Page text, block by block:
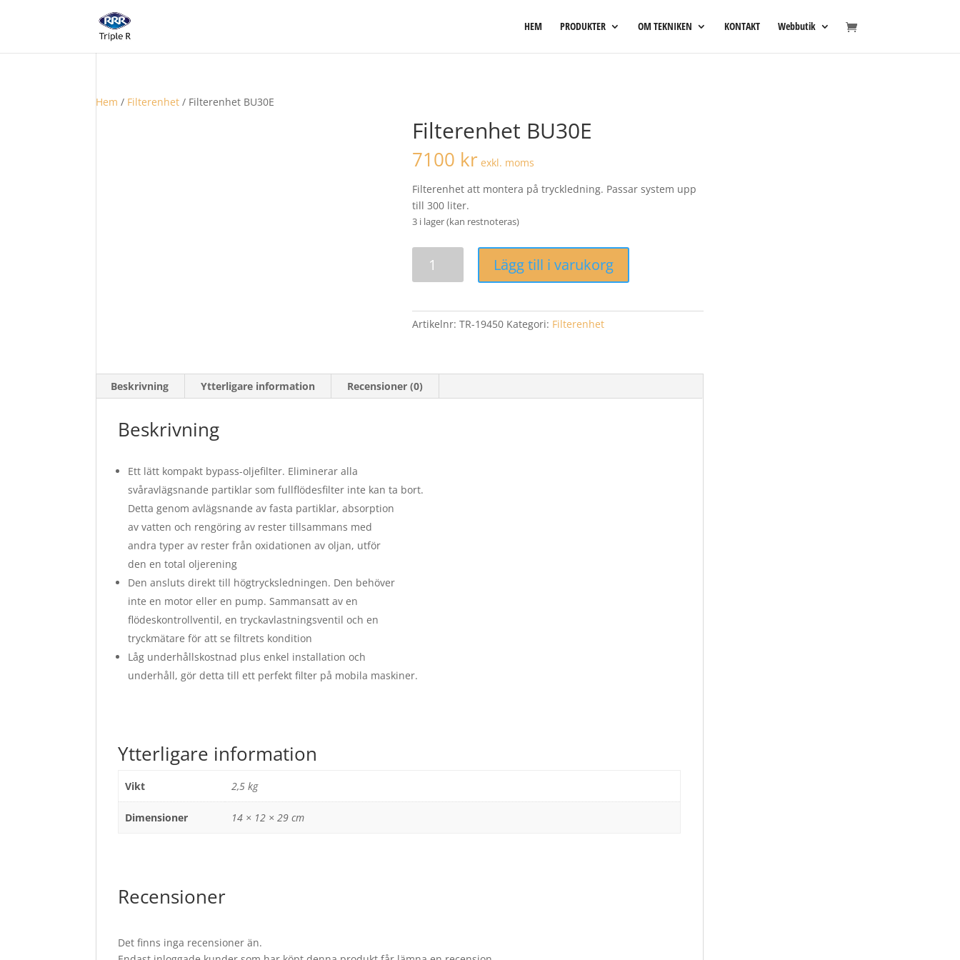
HEM PRODUKTER OM TEKNIKEN KONTAKT Webbutik
Hem / Filterenhet / Filterenhet BU30E
Filterenhet BU30E
7100 kr exkl. moms
Filterenhet att montera på tryckledning. Passar system upp
till 300 liter.
3 i lager (kan restnoteras)
BU30E
Lägg till i varukorg
Artikelnr: TR-19450 Kategori: Filterenhet
Beskrivning Ytterligare information Recensioner (0)
Beskrivning
Ett lätt kompakt bypass-oljefilter. Eliminerar alla
svåravlägsnande partiklar som fullflödesfilter inte kan ta bort.
Detta genom avlägsnande av fasta partiklar, absorption
av vatten och rengöring av rester tillsammans med
andra typer av rester från oxidationen av oljan, utför
den en total oljerening
Den ansluts direkt till högtrycksledningen. Den behöver
inte en motor eller en pump. Sammansatt av en
flödeskontrollventil, en tryckavlastningsventil och en
tryckmätare för att se filtrets kondition
Låg underhållskostnad plus enkel installation och
underhåll, gör detta till ett perfekt filter på mobila maskiner.
Ytterligare information
Vikt 2,5 kg
Dimensioner 14 × 12 × 29 cm
Recensioner
Det finns inga recensioner än.